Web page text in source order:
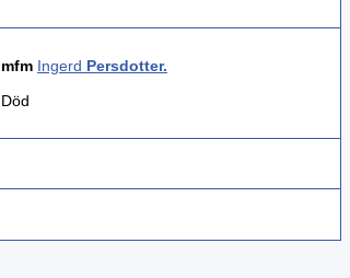
mfm Ingerd Persdotter.
Död